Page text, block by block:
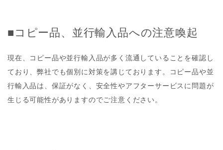
■コピー品、並行輸入品への注意喚起
現在、コピー品や並行輸入品が多く流通していることを確認し
ており、弊社でも個別に対策を講じております。コピー品や並
行輸入品は、保証がなく、安全性やアフターサービスに問題が
生じる可能性がありますのでご注意ください。